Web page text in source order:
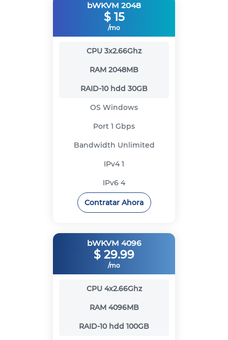
bWKVM 2048
$ 15
/mo
CPU 3x2.66Ghz
RAM 2048MB
RAID-10 hdd 30GB
OS Windows
Port 1 Gbps
Bandwidth Unlimited
IPv41
IPv6 4
Contratar Ahora
bWKVM 4096
$ 29.99
/mo
CPU 4x2.66Ghz
RAM 4096MB
RAID-10 hdd 100GB